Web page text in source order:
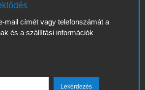
mail címét vagy telefonszámát a
és a szállítási információk